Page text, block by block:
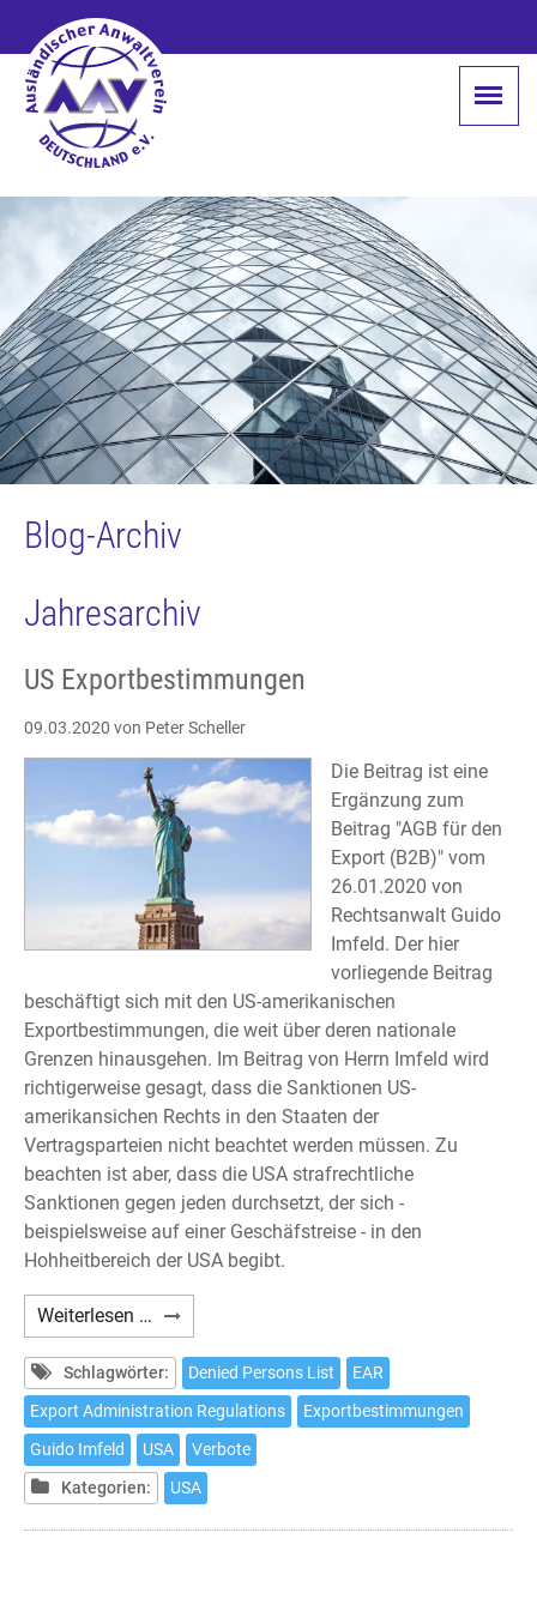
Blog-Archiv
Jahresarchiv
US Exportbestimmungen
09.03.2020 von Peter Scheller
Die Beitrag ist eine
Ergänzung zum
Beitrag "AGB für den
Export (B2B)" vom
26.01.2020 von
Rechtsanwalt Guido
Imfeld. Der hier
vorliegende Beitrag
beschäftigt sich mit den US-amerikanischen
Exportbestimmungen, die weit über deren nationale
Grenzen hinausgehen. Im Beitrag von Herrn Imfeld wird
richtigerweise gesagt, dass die Sanktionen US-
amerikansichen Rechts in den Staaten der
Vertragsparteien nicht beachtet werden müssen. Zu
beachten ist aber, dass die USA strafrechtliche
Sanktionen gegen jeden durchsetzt, der sich -
beispielsweise auf einer Geschäfstreise - in den
Hohheitbereich der USA begibt.
Weiterlesen … US
Exportbestimmungen
Schlagwörter: Denied Persons List
EAR
Export Administration Regulations
Exportbestimmungen
Guido Imfeld
USA
Verbote
Kategorien:
USA